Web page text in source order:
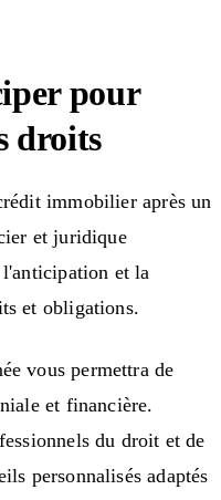
pour
droits
immobilier après un
et juridique
l'anticipation et la
et obligations.
vous permettra de
et financière.
du droit et de
personnalisés adaptés